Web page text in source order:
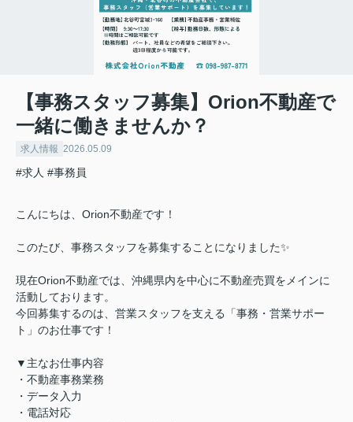
【事務スタッフ募集】Orion不動産で
一緒に働きませんか？
求人情報 2026.05.09
#求人 #事務員
こんにちは、Orion不動産です！
このたび、 事務スタッフを募集することになりました✨
現在Orion不動産では、 沖縄県内を中心に不動産売買をメインに
活動しております。
今回募集するのは、営業スタッフを支える「事務・営業サポー
ト」のお仕事です！
▼主なお仕事内容
・不動産事務業務
・データ入力
・電話対応